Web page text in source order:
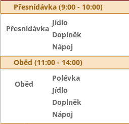
Přesnídávka (9:00 - 10:00)
Přesnídávka
Jídlo
Doplněk
Nápoj
Oběd (11:00 - 14:00)
Oběd
Polévka
Jídlo
Doplněk
Nápoj